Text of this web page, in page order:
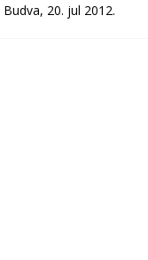
Budva, 20. jul 2012.